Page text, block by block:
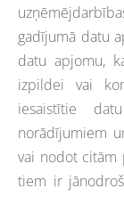
gadījumā datu
datu apjomu,
izpildei vai
iesaistītie
norādījumiem
vai nodot citām
tiem ir